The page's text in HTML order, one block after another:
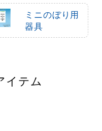
ミニのぼり用
器具
イテム